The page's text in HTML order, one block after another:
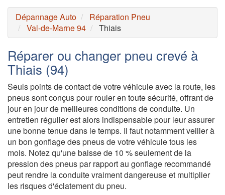
Dépannage Auto
Réparation Pneu
Val-de-Marne 94
Thiais
Réparer ou changer pneu crevé à
Thiais (94)
Seuls points de contact de votre véhicule avec la route, les
pneus sont conçus pour rouler en toute sécurité, offrant de
jour en jour de meilleures conditions de conduite. Un
entretien régulier est alors indispensable pour leur assurer
une bonne tenue dans le temps. Il faut notamment veiller à
un bon gonflage des pneus de votre véhicule tous les
mois. Notez qu'une baisse de 10 % seulement de la
pression des pneus par rapport au gonflage recommandé
peut rendre la conduite vraiment dangereuse et multiplier
les risques d'éclatement du pneu.